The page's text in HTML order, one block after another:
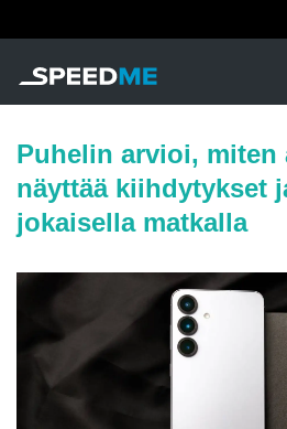
Puhelin arvioi, miten
näyttää kiihdytykset
jokaisella matkalla